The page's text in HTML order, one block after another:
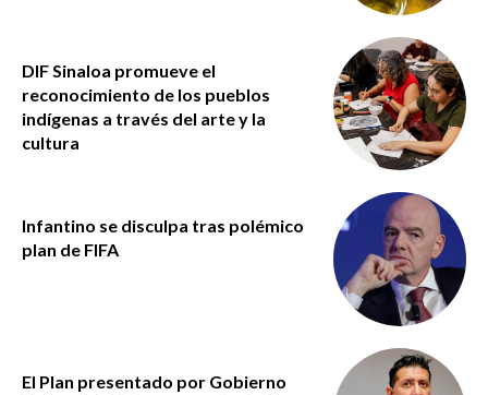
DIF Sinaloa promueve el
reconocimiento de los pueblos
indígenas a través del arte y la
cultura
Infantino se disculpa tras polémico
plan de FIFA
El Plan presentado por Gobierno